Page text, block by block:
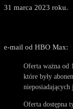
31 marca 2023 roku.
e-mail od HBO Max:
Oferta ważna od
które były
Oferta dostępna